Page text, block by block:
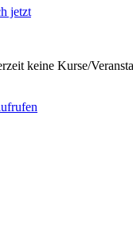
jetzt
keine Kurse/